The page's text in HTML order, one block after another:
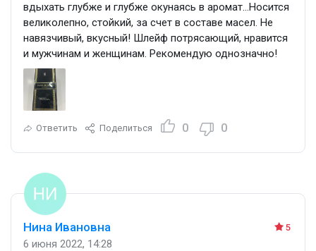
вдыхать глубже и глубже окунаясь в аромат…Носится
великолепно, стойкий, за счет в составе масел. Не
навязчивый, вкусный! Шлейф потрясающий, нравится
и мужчинам и женщинам. Рекомендую однозначно!
Ответить Поделиться 0 0
5
Нина Ивановна
6 июня 2022, 14:28